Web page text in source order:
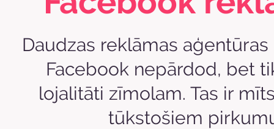
Daudzas reklāmas
Facebook nepārdod, bet
lojalitāti zīmolam. Tas ir
tūkstošiem